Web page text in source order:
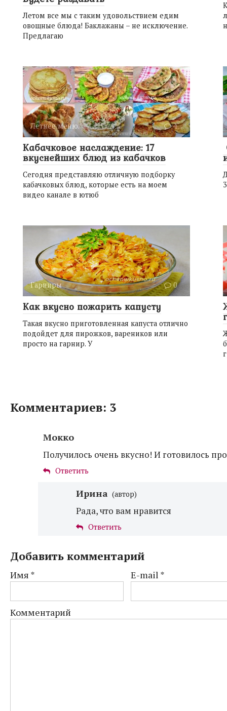
Летом все мы с таким удовольствием едим
овощные блюда! Баклажаны – не исключение.
Предлагаю
Летнее меню. 4
Кабачковое наслаждение: 17
вкуснейших блюд из кабачков
Сегодня представляю отличную подборку
кабачковых блюд, которые есть на моем
видео канале в ютюб
Гарниры 0
Как вкусно пожарить капусту
Такая вкусно приготовленная капуста отлично
подойдет для пирожков, вареников или
просто на гарнир. У
Комментариев: 3
Мокко
Получилось очень вкусно! И готовилось
Ответить
Ирина (автор)
Рада, что вам нравится
Ответить
Добавить комментарий
Имя * E-mail *
Комментарий